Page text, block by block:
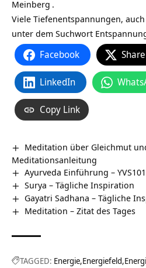
Meinberg .
Viele Tiefenentspannungen,
unter dem Suchwort
Facebook
LinkedIn
Copy Link
Meditation über Gleichmut
Meditationsanleitung
Ayurveda Einführung – YVS101
Surya – Tägliche Inspiration
Gayatri Sadhana – Tägliche
Meditation – Zitat des Tages
TAGGED: Energie Energiefeld